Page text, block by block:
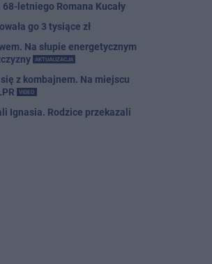
letniego Romana Kucały
go 3 tysiące zł
Na słupie energetycznym
AKTUALIZACJA
z kombajnem. Na miejscu
VIDEO
Ignasia. Rodzice przekazali